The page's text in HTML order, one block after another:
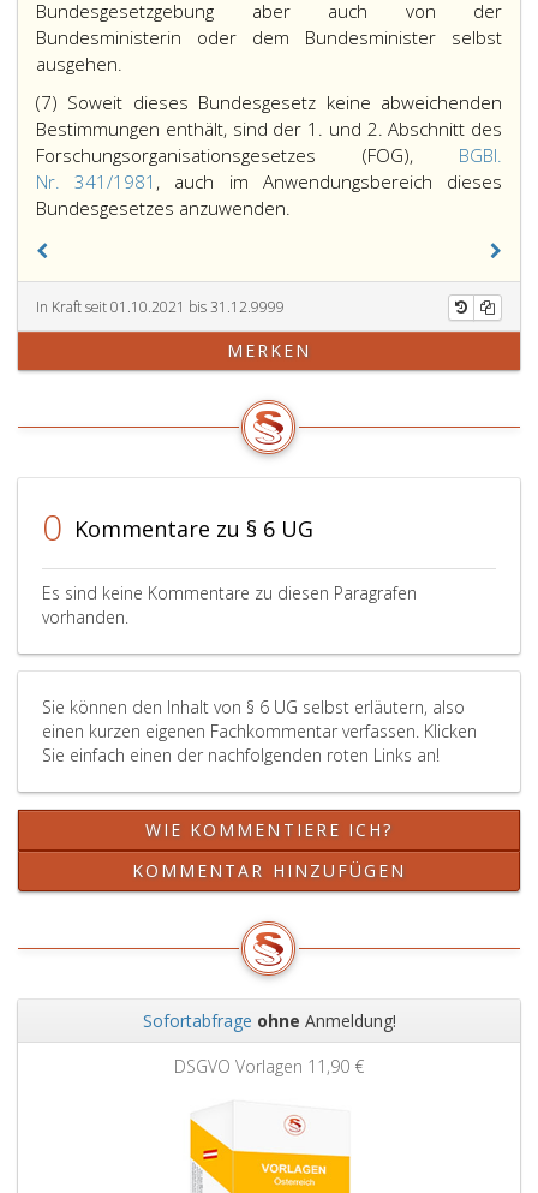
Bundesgesetzgebung aber auch von der
Bundesministerin oder dem Bundesminister selbst
ausgehen.
(7) Soweit dieses Bundesgesetz keine abweichenden
Bestimmungen enthält, sind der 1. und 2. Abschnitt des
Forschungsorganisationsgesetzes (FOG), BGBl.
Nr. 341/1981 , auch im Anwendungsbereich dieses
Bundesgesetzes anzuwenden.
In Kraft seit 01.10.2021 bis 31.12.9999
MERKEN
0 Kommentare zu § 6 UG
Es sind keine Kommentare zu diesen Paragrafen
vorhanden.
Sie können den Inhalt von § 6 UG selbst erläutern, also
einen kurzen eigenen Fachkommentar verfassen. Klicken
Sie einfach einen der nachfolgenden roten Links an!
WIE KOMMENTIERE ICH?
KOMMENTAR HINZUFÜGEN
Sofortabfrage ohne Anmeldung!
Grundbuchauszug